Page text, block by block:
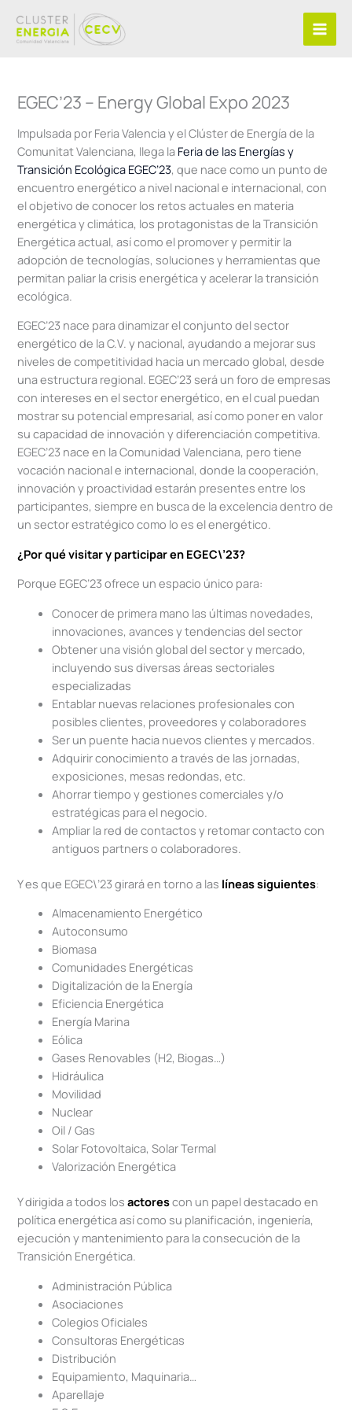
contenido
EGEC’23 – Energy Global Expo 2023
Impulsada por Feria Valencia y el Clúster de Energía de la
Comunitat Valenciana, llega la Feria de las Energías y
Transición Ecológica EGEC’23, que nace como un punto de
encuentro energético a nivel nacional e internacional, con
el objetivo de conocer los retos actuales en materia
energética y climática, los protagonistas de la Transición
Energética actual, así como el promover y permitir la
adopción de tecnologías, soluciones y herramientas que
permitan paliar la crisis energética y acelerar la transición
ecológica.
EGEC’23 nace para dinamizar el conjunto del sector
energético de la C.V. y nacional, ayudando a mejorar sus
niveles de competitividad hacia un mercado global, desde
una estructura regional. EGEC’23 será un foro de empresas
con intereses en el sector energético, en el cual puedan
mostrar su potencial empresarial, así como poner en valor
su capacidad de innovación y diferenciación competitiva.
EGEC’23 nace en la Comunidad Valenciana, pero tiene
vocación nacional e internacional, donde la cooperación,
innovación y proactividad estarán presentes entre los
participantes, siempre en busca de la excelencia dentro de
un sector estratégico como lo es el energético.
¿Por qué visitar y participar en EGEC\’23?
Porque EGEC’23 ofrece un espacio único para:
Conocer de primera mano las últimas novedades,
innovaciones, avances y tendencias del sector
Obtener una visión global del sector y mercado,
incluyendo sus diversas áreas sectoriales
especializadas
Entablar nuevas relaciones profesionales con
posibles clientes, proveedores y colaboradores
Ser un puente hacia nuevos clientes y mercados.
Adquirir conocimiento a través de las jornadas,
exposiciones, mesas redondas, etc.
Ahorrar tiempo y gestiones comerciales y/o
estratégicas para el negocio.
Ampliar la red de contactos y retomar contacto con
antiguos partners o colaboradores.
Y es que EGEC\’23 girará en torno a las líneas siguientes:
Almacenamiento Energético
Autoconsumo
Biomasa
Comunidades Energéticas
Digitalización de la Energía
Eficiencia Energética
Energía Marina
Eólica
Gases Renovables (H2, Biogas…)
Hidráulica
Movilidad
Nuclear
Oil / Gas
Solar Fotovoltaica, Solar Termal
Valorización Energética
Y dirigida a todos losactorescon un papel destacado en
política energética así como su planificación, ingeniería,
ejecución y mantenimiento para la consecución de la
Transición Energética.
Administración Pública
Asociaciones
Colegios Oficiales
Consultoras Energéticas
Distribución
Equipamiento, Maquinaria…
Aparellaje